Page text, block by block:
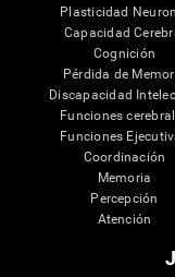
Plasticidad
Capacidad
Cognición
Pérdida de
Discapacidad
Funciones
Funciones
Coordinación
Memoria
Percepción
Atención